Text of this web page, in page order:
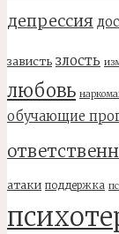
депрессия
зависть злость
любовь
обучающие
атаки поддержка